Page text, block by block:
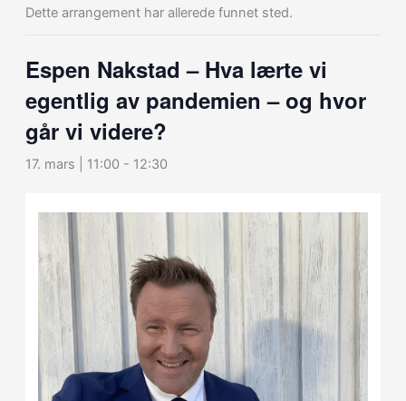
Dette arrangement har allerede funnet sted.
Espen Nakstad – Hva lærte vi
egentlig av pandemien – og hvor
går vi videre?
17. mars | 11:00 - 12:30